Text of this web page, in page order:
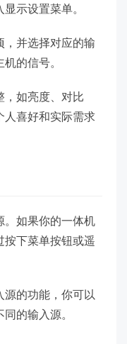
示设置菜单。
，并选择对应的输
的信号。
，如亮度、对比
人喜好和实际需求
。如果你的一体机
按下菜单按钮或遥
源的功能，你可以
的输入源。